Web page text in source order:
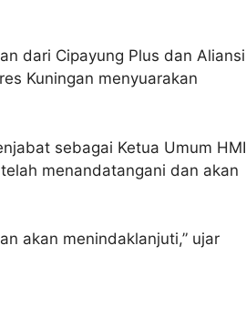
dari Cipayung Plus dan Aliansi
Kuningan menyuarakan
sebagai Ketua Umum HMI
menandatangani dan akan
akan menindaklanjuti,” ujar